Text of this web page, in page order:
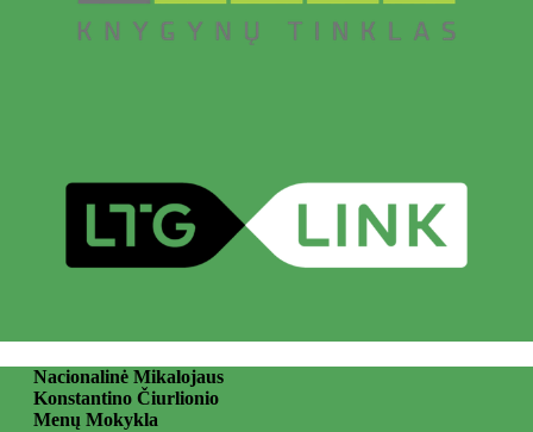
Nacionalinė Mikalojaus
Konstantino Čiurlionio
Menų Mokykla